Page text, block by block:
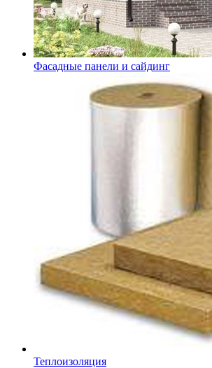
Фасадные панели и сайдинг
Теплоизоляция